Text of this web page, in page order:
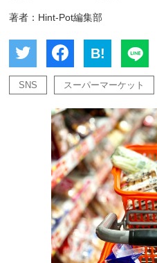
著者：Hint-Pot編集部
B!
SNS スーパーマーケット